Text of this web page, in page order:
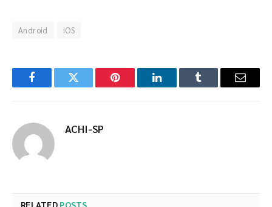
Android iOS
FacebookTwitter Pinterest LinkedInTumblr Email
ACHI-SP
RELATED POSTS